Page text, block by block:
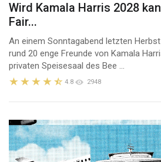
Wird Kamala Harris 2028
Fair...
An einem Sonntagabend letzten
rund 20 enge Freunde von Kamala
privaten Speisesaal des Bee ...
4.8 2948